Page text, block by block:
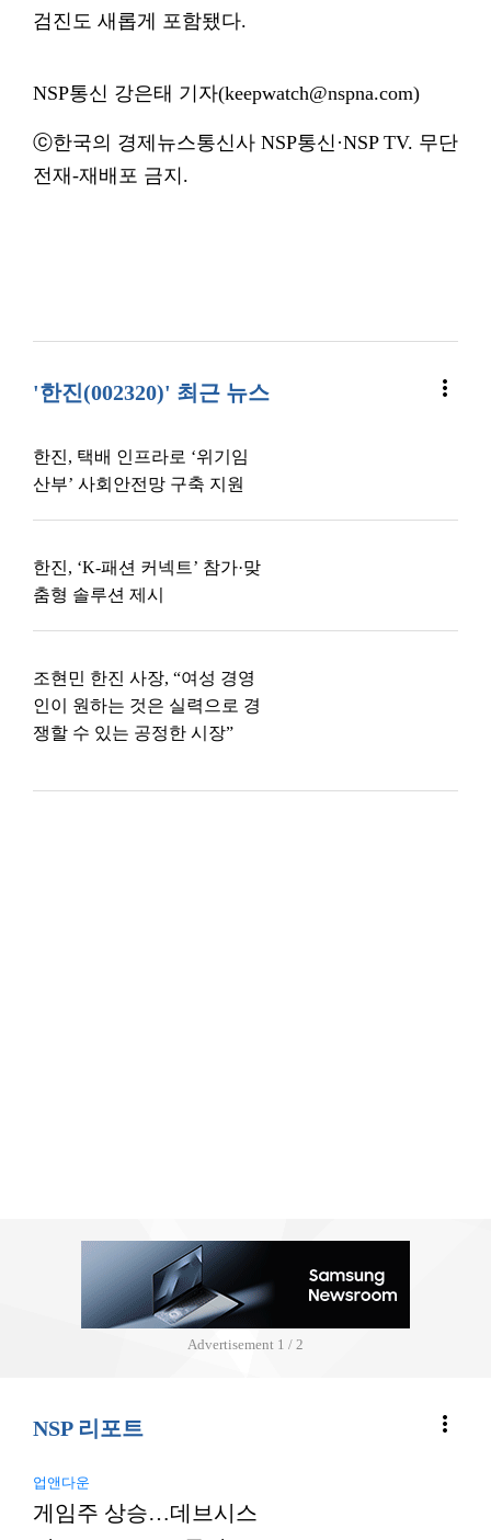
검진도 새롭게 포함됐다.
NSP통신 강은태 기자(keepwatch@nspna.com)
ⓒ한국의 경제뉴스통신사 NSP통신·NSP TV. 무단
전재-재배포 금지.
'한진(002320)' 최근 뉴스 more_vert
한진, 택배 인프라로 ‘위기임
산부’ 사회안전망 구축 지원
한진, ‘K-패션 커넥트’ 참가·맞
춤형 솔루션 제시
조현민 한진 사장, “여성 경영
인이 원하는 것은 실력으로 경
쟁할 수 있는 공정한 시장”
Advertisement 2 / 2
NSP 리포트 more_vert
업앤다운
게임주 상승…데브시스